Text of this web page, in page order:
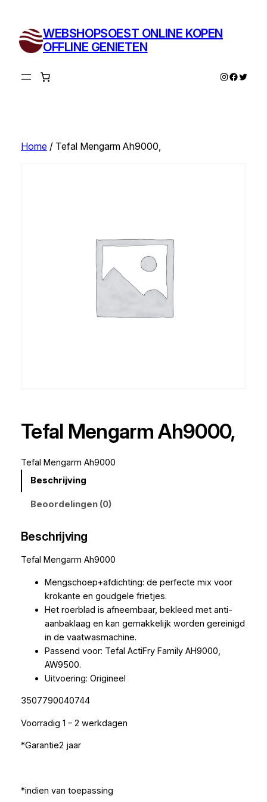
inhoud
WEBSHOPSOEST ONLINE KOPEN
OFFLINE GENIETEN
Instagram
Twitter
Home/ Tefal Mengarm Ah9000,
Tefal Mengarm Ah9000,
Tefal Mengarm Ah9000
Beschrijving
Beoordelingen (0)
Beschrijving
Tefal Mengarm Ah9000
Mengschoep+afdichting: de perfecte mix voor
krokante en goudgele frietjes.
Het roerblad is afneembaar, bekleed met anti-
aanbaklaag en kan gemakkelijk worden gereinigd
in de vaatwasmachine.
Passend voor: Tefal ActiFry Family AH9000,
AW9500.
Uitvoering: Origineel
3507790040744
Voorradig 1 – 2 werkdagen
*Garantie2 jaar
*indien van toepassing